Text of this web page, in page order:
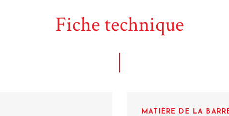
Fiche technique
MATIÈRE DE LA